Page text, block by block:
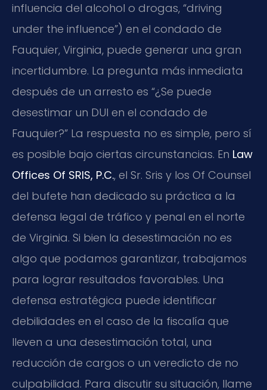
influencia del alcohol o drogas, “driving
under the influence”) en el condado de
Fauquier, Virginia, puede generar una gran
incertidumbre. La pregunta más inmediata
después de un arresto es “¿Se puede
desestimar un DUI en el condado de
Fauquier?” La respuesta no es simple, pero sí
es posible bajo ciertas circunstancias. En Law
Offices Of SRIS, P.C., el Sr. Sris y los Of Counsel
del bufete han dedicado su práctica a la
defensa legal de tráfico y penal en el norte
de Virginia. Si bien la desestimación no es
algo que podamos garantizar, trabajamos
para lograr resultados favorables. Una
defensa estratégica puede identificar
debilidades en el caso de la fiscalía que
lleven a una desestimación total, una
reducción de cargos o un veredicto de no
culpabilidad. Para discutir su situación, llame